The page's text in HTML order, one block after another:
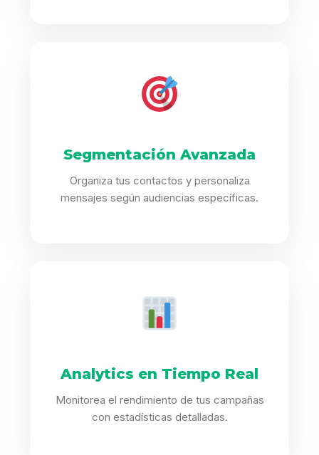
Segmentación Avanzada
Organiza tus contactos y personaliza
mensajes según audiencias específicas.
Analytics en Tiempo Real
Monitorea el rendimiento de tus campañas
con estadísticas detalladas.